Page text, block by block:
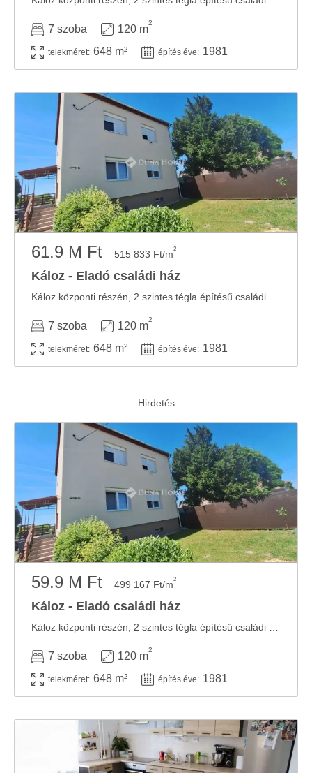
7 szoba 120 m
2
telekméret: 648 m² építés éve: 1981
61.9 M Ft 515 833 Ft/m2
Káloz - Eladó családi ház
7 szoba 120 m
2
telekméret: 648 m² építés éve: 1981
59.9 M Ft 499 167 Ft/m2
Káloz - Eladó családi ház
7 szoba 120 m
2
telekméret: 648 m² építés éve: 1981